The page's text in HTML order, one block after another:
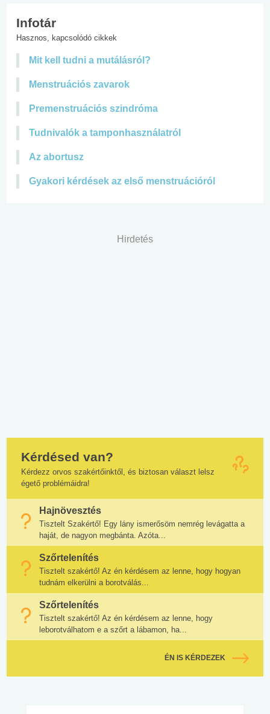
Infotár
Hasznos, kapcsolódó cikkek
Mit kell tudni a mutálásról?
Menstruációs zavarok
Premenstruációs szindróma
Tudnivalók a tamponhasználatról
Az abortusz
Gyakori kérdések az első menstruációról
Hirdetés
Kérdésed van?
Kérdezz orvos szakértőinktől, és biztosan választ lelsz
égető problémáidra!
Hajnövesztés
Tisztelt Szakértő! Egy lány ismerősöm nemrég levágatta a
haját, de nagyon megbánta. Azóta...
Szőrtelenítés
Tisztelt szakértő! Az én kérdésem az lenne, hogy hogyan
tudnám elkerülni a borotválás...
Szőrtelenítés
Tisztelt szakértő! Az én kérdésem az lenne, hogy
leborotválhatom e a szőrt a lábamon, ha...
ÉN IS KÉRDEZEK